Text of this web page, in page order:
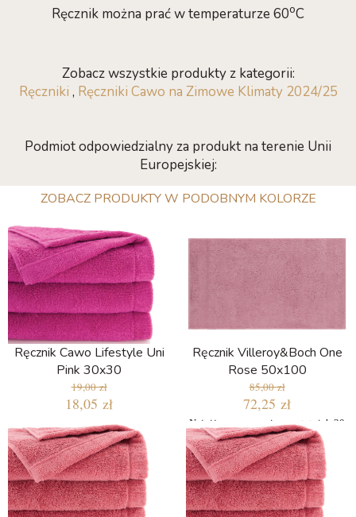
Ręcznik można prać w temperaturze 60oC
Zobacz wszystkie produkty z kategorii:
Ręczniki , Ręczniki Cawo na Zimowe Klimaty 2024/25
Podmiot odpowiedzialny za produkt na terenie Unii
Europejskiej:
ZOBACZ PRODUKTY W PODOBNYM KOLORZE
Ręcznik Cawo Lifestyle Uni
Pink 30x30
19,00 zł
18,05 zł
Ręcznik Villeroy&Boch One
Rose 50x100
85,00 zł
72,25 zł
Najniższa cena w ciągu ostatnich 30
dni: 72,25 zł